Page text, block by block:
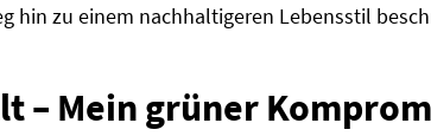
hin zu einem nachhaltigeren Lebensstil
– Mein grüner